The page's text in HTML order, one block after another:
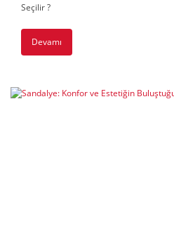
Seçilir ?
Devamı